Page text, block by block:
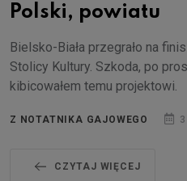
Polski, powiatu
Bielsko-Biała przegrało na
Stolicy Kultury. Szkoda, po
kibicowałem temu projektowi.
Z NOTATNIKA GAJOWEGO
CZYTAJ WIĘCEJ